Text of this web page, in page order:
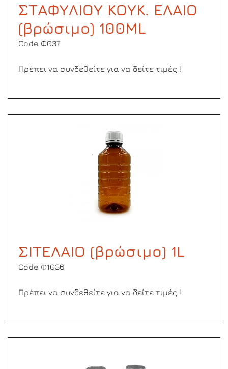
ΣΤΑΦΥΛΙΟΥ ΚΟΥΚ. ΕΛΑΙΟ
(βρώσιμο) 100ΜL
Code Φ037
Πρέπει να συνδεθείτε για να δείτε τιμές !
ΣΙΤΕΛΑΙΟ (βρώσιμο) 1L
Code Φ1036
Πρέπει να συνδεθείτε για να δείτε τιμές !